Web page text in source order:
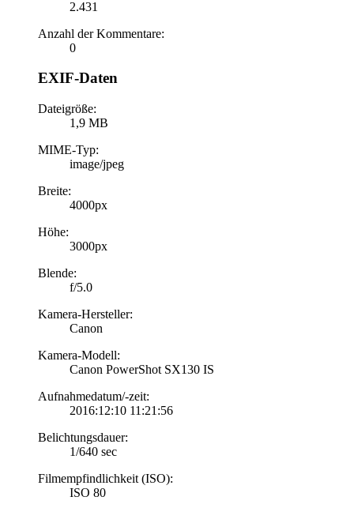
2.431
Anzahl der Kommentare:
0
EXIF-Daten
Dateigröße:
1,9 MB
MIME-Typ:
image/jpeg
Breite:
4000px
Höhe:
3000px
Blende:
f/5.0
Kamera-Hersteller:
Canon
Kamera-Modell:
Canon PowerShot SX130 IS
Aufnahmedatum/-zeit:
2016:12:10 11:21:56
Belichtungsdauer:
1/640 sec
Filmempfindlichkeit (ISO):
ISO 80